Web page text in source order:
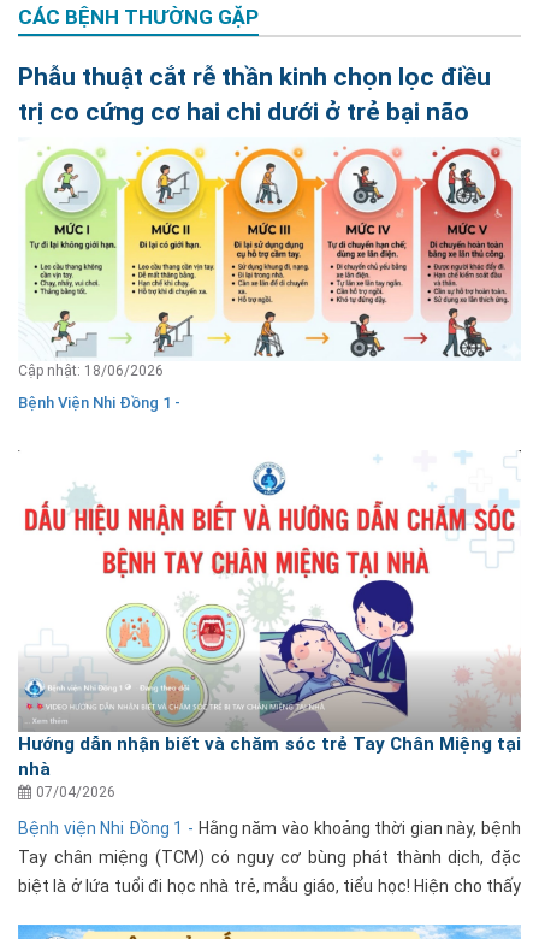
CÁC BỆNH THƯỜNG GẶP
Phẫu thuật cắt rễ thần kinh chọn lọc điều
trị co cứng cơ hai chi dưới ở trẻ bại não
Cập nhật: 18/06/2026
Bệnh Viện Nhi Đồng 1 -
Hướng dẫn nhận biết và chăm sóc trẻ Tay Chân Miệng tại
nhà
07/04/2026
Bệnh viện Nhi Đồng 1 - Hằng năm vào khoảng thời gian này, bệnh
Tay chân miệng (TCM) có nguy cơ bùng phát thành dịch, đặc
biệt là ở lứa tuổi đi học nhà trẻ, mẫu giáo, tiểu học! Hiện cho thấy